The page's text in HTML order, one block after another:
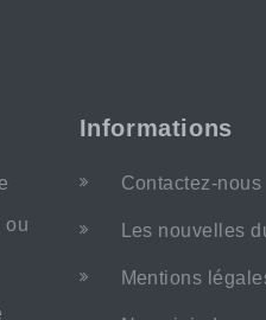
ou
Informations
Contactez-nous
Les nouvelles
Mentions